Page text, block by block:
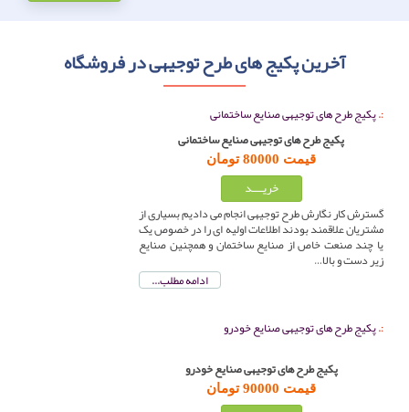
آخرین پکیج های طرح توجیهی در فروشگاه
پکیج طرح های توجیهی صنایع ساختمانی
پکیج طرح های توجیهی صنایع ساختمانی
قیمت 80000 تومان
گسترش کار نگارش طرح توجیهی انجام می دادیم بسیاری از
مشتریان علاقمند بودند اطلاعات اولیه ای را در خصوص یک
یا چند صنعت خاص از صنایع ساختمان و همچنین صنایع
زیر دست و بالا…
ادامه مطلب...
پکیج طرح های توجیهی صنایع خودرو
پکیج طرح های توجیهی صنایع خودرو
قیمت 90000 تومان